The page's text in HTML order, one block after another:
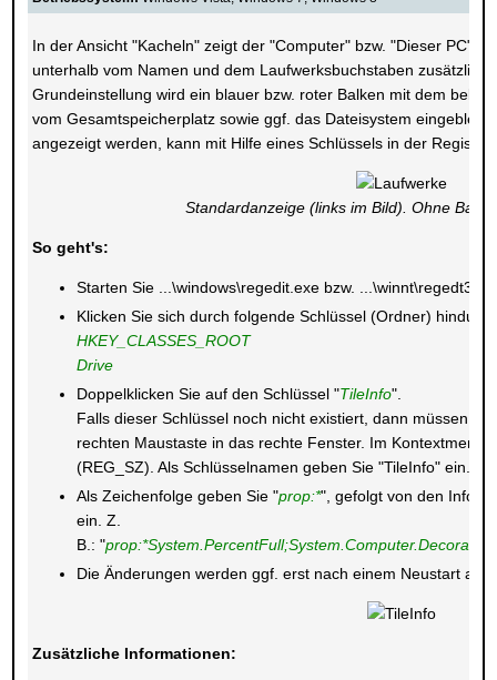
In der Ansicht "Kacheln" zeigt der "Computer" bzw. "Dieser PC"
unterhalb vom Namen und dem Laufwerksbuchstaben
Grundeinstellung wird ein blauer bzw. roter Balken mit dem
vom Gesamtspeicherplatz sowie ggf. das Dateisystem
angezeigt werden, kann mit Hilfe eines Schlüssels in der
Standardanzeige (links im Bild). Ohne
So geht's:
Starten Sie ...\windows\regedit.exe bzw.
Klicken Sie sich durch folgende Schlüssel (Ordner)
HKEY_CLASSES_ROOT
Drive
Doppelklicken Sie auf den Schlüssel "TileInfo".
Falls dieser Schlüssel noch nicht existiert, dann müssen
rechten Maustaste in das rechte Fenster. Im Kontextmenü
(REG_SZ). Als Schlüsselnamen geben Sie "TileInfo" ein.
Als Zeichenfolge geben Sie "prop:*", gefolgt von den
ein. Z.
B.: "
Die Änderungen werden ggf. erst nach einem Neustart
Zusätzliche Informationen: